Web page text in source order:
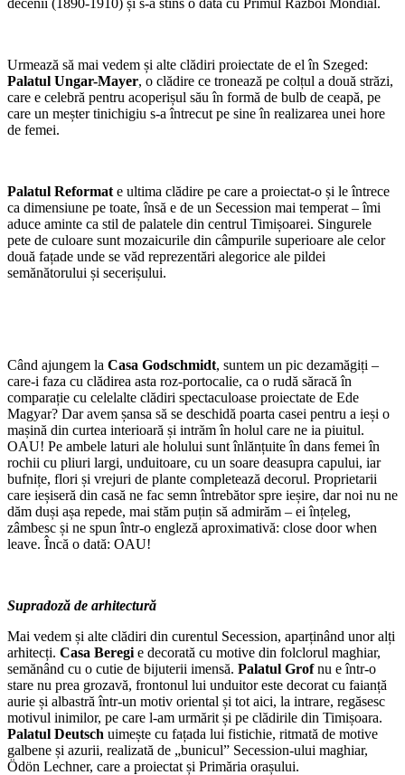
Urmează să mai vedem și alte clădiri proiectate de el în Szeged:
Palatul Ungar-Mayer, o clădire ce tronează pe colțul a două străzi,
care e celebră pentru acoperișul său în formă de bulb de ceapă, pe
care un meșter tinichigiu s-a întrecut pe sine în realizarea unei hore
de femei.
Palatul Reformat e ultima clădire pe care a proiectat-o și le întrece
ca dimensiune pe toate, însă e de un Secession mai temperat – îmi
aduce aminte ca stil de palatele din centrul Timișoarei. Singurele
pete de culoare sunt mozaicurile din câmpurile superioare ale celor
două fațade unde se văd reprezentări alegorice ale pildei
semănătorului și secerișului.
Când ajungem la Casa Godschmidt, suntem un pic dezamăgiți –
care-i faza cu clădirea asta roz-portocalie, ca o rudă săracă în
comparație cu celelalte clădiri spectaculoase proiectate de Ede
Magyar? Dar avem șansa să se deschidă poarta casei pentru a ieși o
mașină din curtea interioară și intrăm în holul care ne ia piuitul.
OAU! Pe ambele laturi ale holului sunt înlănțuite în dans femei în
rochii cu pliuri largi, unduitoare, cu un soare deasupra capului, iar
bufnițe, flori și vrejuri de plante completează decorul. Proprietarii
care ieșiseră din casă ne fac semn întrebător spre ieșire, dar noi nu ne
dăm duși așa repede, mai stăm puțin să admirăm – ei înțeleg,
zâmbesc și ne spun într-o engleză aproximativă: close door when
leave. Încă o dată: OAU!
Supradoză de arhitectură
Mai vedem și alte clădiri din curentul Secession, aparținând unor alți
arhitecți. Casa Beregi e decorată cu motive din folclorul maghiar,
semănând cu o cutie de bijuterii imensă. Palatul Grofnu e într-o
stare nu prea grozavă, frontonul lui unduitor este decorat cu faianță
aurie și albastră într-un motiv oriental și tot aici, la intrare, regăsesc
motivul inimilor, pe care l-am urmărit și pe clădirile din Timișoara.
Palatul Deutsch uimește cu fațada lui fistichie, ritmată de motive
galbene și azurii, realizată de „bunicul” Secession-ului maghiar,
Ödön Lechner, care a proiectat și Primăria orașului.